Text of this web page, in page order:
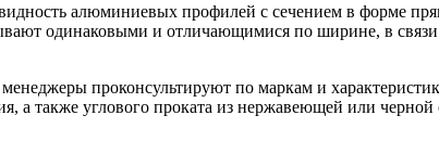
алюминиевых профилей с сечением в форме
одинаковыми и отличающимися по ширине, в
проконсультируют по маркам и
а также углового проката из нержавеющей или